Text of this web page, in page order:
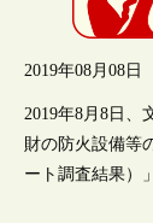
2019年08月08日
2019年8月8日、
財の防火設備等
ート調査結果）